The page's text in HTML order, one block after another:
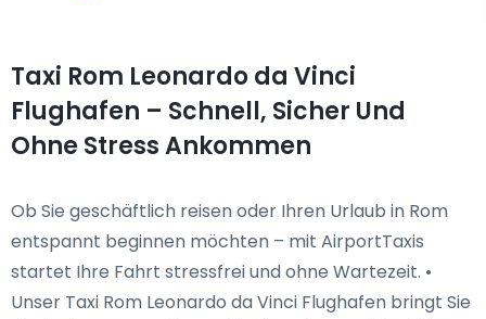
Taxi Rom Leonardo da Vinci
Flughafen – Schnell, Sicher Und
Ohne Stress Ankommen
Ob Sie geschäftlich reisen oder Ihren Urlaub in Rom
entspannt beginnen möchten – mit AirportTaxis
startet Ihre Fahrt stressfrei und ohne Wartezeit. •
Unser Taxi Rom Leonardo da Vinci Flughafen bringt Sie